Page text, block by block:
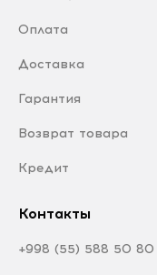
Оплата
Доставка
Гарантия
Возврат товара
Кредит
Контакты
+998 (55) 588 50 80